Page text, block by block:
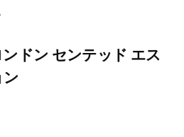
ドン センテッド エス